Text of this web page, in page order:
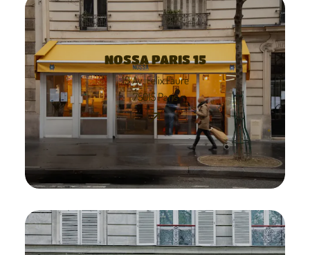
NOSSA PARIS 15
19 Av. Félix Faure
75015 Paris